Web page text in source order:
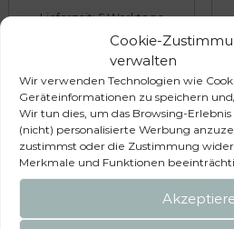
Cookie-
verwalten
Wir verwenden Technologien wie
Geräteinformationen zu speichern
Wir tun dies, um das Browsing-
(nicht) personalisierte Werbung
zustimmst oder die Zustimmung
Merkmale und Funktionen
Lieferzeit:5 Werktage
In den Warenkorb